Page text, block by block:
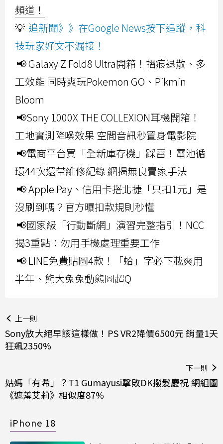
頻道！
💡 追新聞》》在Google News按下追蹤，科
技玩家好文不漏接！
📢 Galaxy Z Fold8 Ultra開箱！摺痕退散、多
工效能 同時爽玩Pokemon GO、Pikmin
Bloom
📢Sony 1000X THE COLLEXION耳機開箱！
工地實測降噪效果 空間音訊秒置身電影院
📢電商平台買「全新庫存機」踩雷！電池循
環44次還帶維修紀錄 網揭無良賣家手法
📢 Apple Pay、信用卡搭北捷「只扣1元」是
沒刷到嗎？官方曝扣款規則秒懂
📢國家級「行動斷網」演習完整指引！NCC
揭3重點：勿用手機處理重要工作
📢 LINE免費貼圖4款！「蛤」字必下載爽用
半年、熊大兔兔動態圖超Q
上一則
Sony放大絕早該這樣做！PS VR2降價6500元 銷量1天
狂飆2350%
下一則
姑媽「有希」？T1 Gumayusi擊敗DK撥髮慶祝 網組圖
《遮羞艾莉》相似度87%
iPhone 18